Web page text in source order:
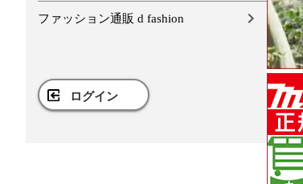
ファッション通販 d fashion
ログイン